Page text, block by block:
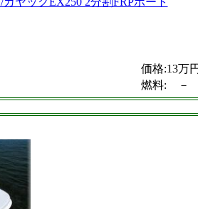
価格:13万円
燃料: －